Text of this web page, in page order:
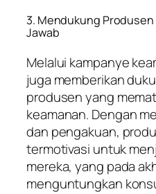
3. Mendukung
Jawab
Melalui kampanye
juga memberikan
produsen yang
keamanan. Dengan
dan pengakuan,
termotivasi untuk
mereka, yang pada
menguntungkan